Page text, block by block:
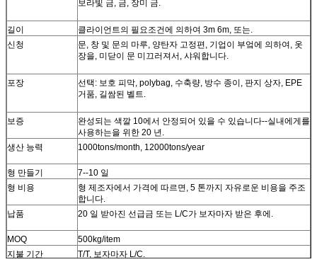
보라빛 금, 금, 장미 금.
길이
클라이언트의 필요조건에 의하여 3m 6m, 또는.
신청
문, 창 및 문의 마루, 양탄자 고정편, 기업이 부엌에 의하여, 옷
장을, 미닫이 문 미끄러져서, 샤워합니다.
포장
선택: 보호 피막, polybag, 수축량, 방수 종이, 판지 상자, EPE
거품, 길쌈된 벨트.
보증
완성되는 색깔 10에서 안정되어 있을 수 있습니다--실내에게를
사용하는을 위한 20 년.
생산 능력
1000tons/month, 12000tons/year
형 만들기
7--10 일
형 비용
형 제조자에서 가격에 따르면, 5 톤까지 자유로운 비용을 주조
합니다.
납품
20 일 받아진 선급금 또는 L/C가 보자마자 받은 후에.
MOQ
500kg/item
지불 기간
T/T, 보자마자 L/C.